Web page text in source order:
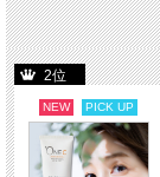
2位
NEW PICK UP